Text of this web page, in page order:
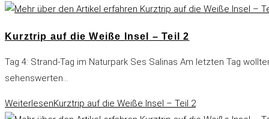
Kurztrip auf die Weiße Insel – Teil 2
Tag 4: Strand-Tag im Naturpark Ses Salinas Am letzten Tag
sehenswerten…
WeiterlesenKurztrip auf die Weiße Insel – Teil 2